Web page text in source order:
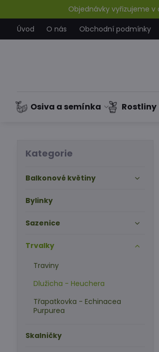
Objednávky vyřizujeme
Úvod
O nás Obchodní podmínky
Osiva a semínka Rostliny
Kategorie
Balkonové květiny
Bylinky
Sazenice
Trvalky
Traviny
Dlužicha - Heuchera
Třapatkovka - Echinacea
Purpurea
Skalničky